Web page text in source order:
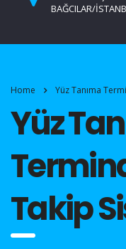
BAĞCILAR/
Home Yüz Tanıma
Yüz
Takip